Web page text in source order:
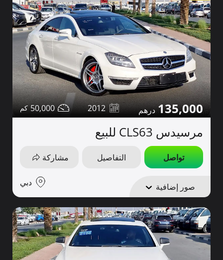
135,000
2012
50,000
مرسيدس CLS63 للبيع
تواصل التفاصيل مشاركة
صور إضافية دبي